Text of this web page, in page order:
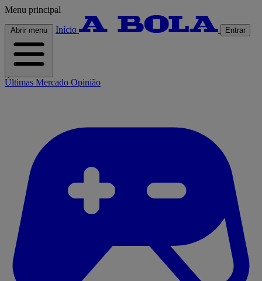
Menu principal
Abrir menu Início Entrar
Últimas Mercado Opinião